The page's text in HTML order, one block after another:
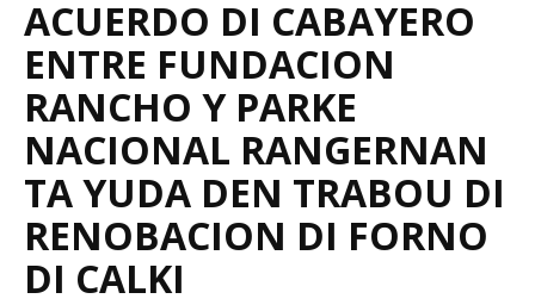
Aruba
Noticia
ACUERDO DI CABAYERO
ENTRE FUNDACION
RANCHO Y PARKE
NACIONAL RANGERNAN
TA YUDA DEN TRABOU DI
RENOBACION DI FORNO
DI CALKI